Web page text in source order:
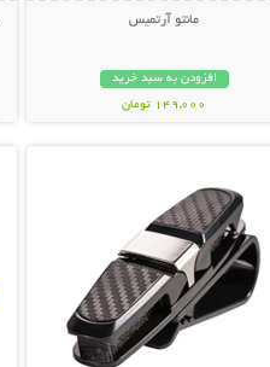
مانتو آرتمیس
افزودن به سبد خرید
149,000 تومان